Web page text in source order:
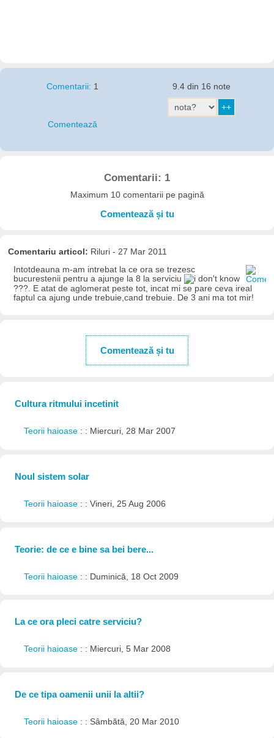
Comentarii: 1
Comentează
9.4 din 16 note
Comentarii: 1
Maximum 10 comentarii pe pagină
Comentează și tu
Comentariu articol: Riluri - 27 Mar 2011
Intotdeauna m-am intrebat la ce ora se trezesc
bucurestenii pentru a ajunge la 8 la serviciu
???. E atat de aglomerat peste tot, incat mi se pare ceva ireal
faptul ca ajung unde trebuie,cand trebuie. De 3 ani ma tot mir!
Comentează și tu
Cultura ritmului incetinit
Teorii haioase : : Miercuri, 28 Mar 2007
Noul sistem solar
Teorii haioase : : Vineri, 25 Aug 2006
Teorie: de ce e bine sa bei bere...
Teorii haioase : : Duminică, 18 Oct 2009
La ce ora pleci catre serviciu?
Teorii haioase : : Miercuri, 5 Mar 2008
De ce tipa oamenii unii la altii?
Teorii haioase : : Sâmbătă, 20 Mar 2010